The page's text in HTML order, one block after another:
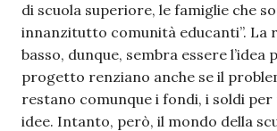
di scuola superiore, le famiglie che
innanzitutto comunità educanti”. La
basso, dunque, sembra essere l’idea
progetto renziano anche se il
restano comunque i fondi, i soldi
idee. Intanto, però, il mondo della